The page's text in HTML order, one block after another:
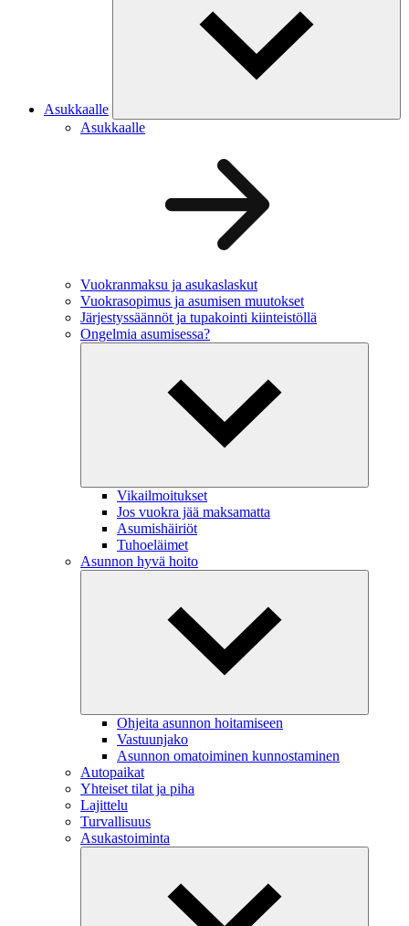
Asukkaalle
Asukkaalle
Vuokranmaksu ja asukaslaskut
Vuokrasopimus ja asumisen muutokset
Järjestyssäännöt ja tupakointi kiinteistöllä
Ongelmia asumisessa?
Vikailmoitukset
Jos vuokra jää maksamatta
Asumishäiriöt
Tuhoeläimet
Asunnon hyvä hoito
Ohjeita asunnon hoitamiseen
Vastuunjako
Asunnon omatoiminen kunnostaminen
Autopaikat
Yhteiset tilat ja piha
Lajittelu
Turvallisuus
Asukastoiminta